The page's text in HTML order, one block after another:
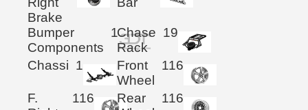
Brake
Bumper
Components
1Chase
Rack
19
Chassi 1
Front
Wheel
116
F.
116
Rear
116